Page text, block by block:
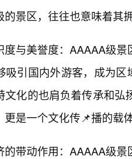
的景区，往往也意味着其
度与美誉度：AAAAA级
吸引国内外游客，成为
文化的也肩负着传承和
更是一个文化传📌播的载
的带动作用：AAAAA级